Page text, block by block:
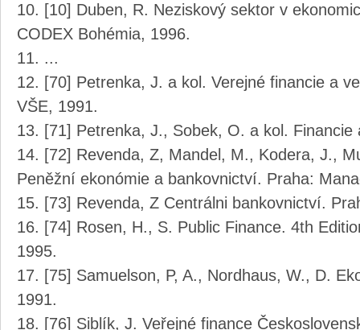
[10] Duben, R. Neziskový sektor v
CODEX Bohémia, 1996.
...
[70] Petrenka, J. a kol. Verejné financie a
VŠE, 1991.
[71] Petrenka, J., Sobek, O. a kol.
[72] Revenda, Z, Mandel, M., Kodera, J.,
Peněžní ekonómie a bankovnictví. Praha:
[73] Revenda, Z Centrálni bankovnictví.
[74] Rosen, H., S. Public Finance. 4th
1995.
[75] Samuelson, P, A., Nordhaus, W., D.
1991.
[76] Siblík, J. Veřejné finance